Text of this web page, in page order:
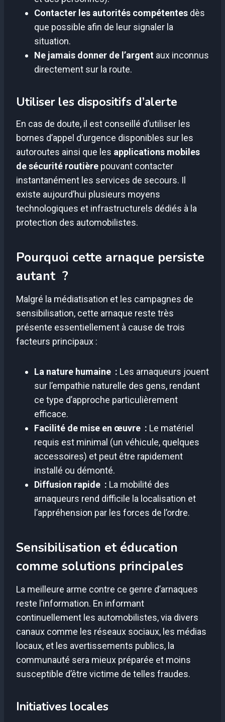
Contacter les autorités compétentes dès
que possible afin de leur signaler la
situation.
Ne jamais donner de l’argent aux inconnus
directement sur la route.
Utiliser les dispositifs d’alerte
En cas de doute, il est conseillé d’utiliser les
bornes d’appel d’urgence disponibles sur les
autoroutes ainsi que les applications mobiles
de sécurité routière pouvant contacter
instantanément les services de secours. Il
existe aujourd’hui plusieurs moyens
technologiques et infrastructurels dédiés à la
protection des automobilistes.
Pourquoi cette arnaque persiste
autant ?
Malgré la médiatisation et les campagnes de
sensibilisation, cette arnaque reste très
présente essentiellement à cause de trois
facteurs principaux :
La nature humaine : Les arnaqueurs jouent
sur l’empathie naturelle des gens, rendant
ce type d’approche particulièrement
efficace.
Facilité de mise en œuvre : Le matériel
requis est minimal (un véhicule, quelques
accessoires) et peut être rapidement
installé ou démonté.
Diffusion rapide : La mobilité des
arnaqueurs rend difficile la localisation et
l’appréhension par les forces de l’ordre.
Sensibilisation et éducation
comme solutions principales
La meilleure arme contre ce genre d’arnaques
reste l’information. En informant
continuellement les automobilistes, via divers
canaux comme les réseaux sociaux, les médias
locaux, et les avertissements publics, la
communauté sera mieux préparée et moins
susceptible d’être victime de telles fraudes.
Initiatives locales